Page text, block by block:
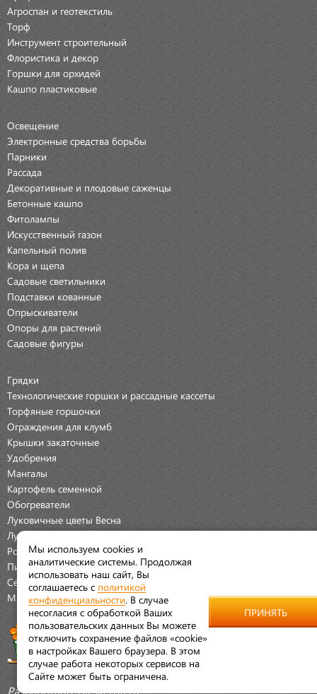
Агроспан и геотекстиль
Торф
Инструмент строительный
Флористика и декор
Горшки для орхидей
Кашпо пластиковые
Освещение
Электронные средства борьбы
Парники
Рассада
Декоративные и плодовые саженцы
Бетонные кашпо
Фитолампы
Искусственный газон
Капельный полив
Кора и щепа
Садовые светильники
Подставки кованные
Опрыскиватели
Опоры для растений
Садовые фигуры
Грядки
Технологические горшки и рассадные кассеты
Торфяные горшочки
Ограждения для клумб
Крышки закаточные
Удобрения
Мангалы
Картофель семенной
Обогреватели
Луковичные цветы Весна
Луковичные цветы Осень
Розы
Пионы
Семена Овощей
Мраморная крошка
Разработано:
Мы используем cookies и
аналитические системы. Продолжая
использовать наш сайт, Вы
соглашаетесь с политикой
конфиденциальности . В случае
несогласия с обработкой Ваших
пользовательских данных Вы можете
отключить сохранение файлов «cookie»
в настройках Вашего браузера. В этом
случае работа некоторых сервисов на
Сайте может быть ограничена.
ПРИНЯТЬ